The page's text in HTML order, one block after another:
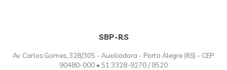
SBP-RS
Av. Carlos Gomes, 328/305 - Auxiliadora - Porto Alegre (RS) - CEP:
90480-000 • 51 3328-9270 / 9520